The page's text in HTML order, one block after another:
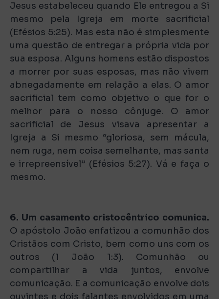
Jesus estabeleceu quando Ele entregou a Si
mesmo pela Igreja em morte sacrificial
(Efésios 5:25). Mas esta não é simplesmente
uma questão de entregar a própria vida por
sua esposa. Alguns homens estão dispostos
a morrer por suas esposas, mas não vivem
abnegadamente em relação a elas. O amor
sacrificial tem como objetivo o que for o
melhor para o nosso cônjuge. O amor
sacrificial de Jesus visava apresentar a
Igreja a Si mesmo “gloriosa, sem mácula,
nem ruga, nem coisa semelhante, mas santa
e irrepreensível” (Efésios 5:27). Vá e faça o
mesmo.
6. Um casamento cristocêntrico comunica.
O apóstolo João enfatizou a comunhão dos
Cristãos com Cristo, bem como uns com os
outros (1 João 1:3). Comunhão ou
compartilhar a vida juntos, envolve
comunicação. E a comunicação envolve dois
ouvintes e dois falantes envolvidos em uma